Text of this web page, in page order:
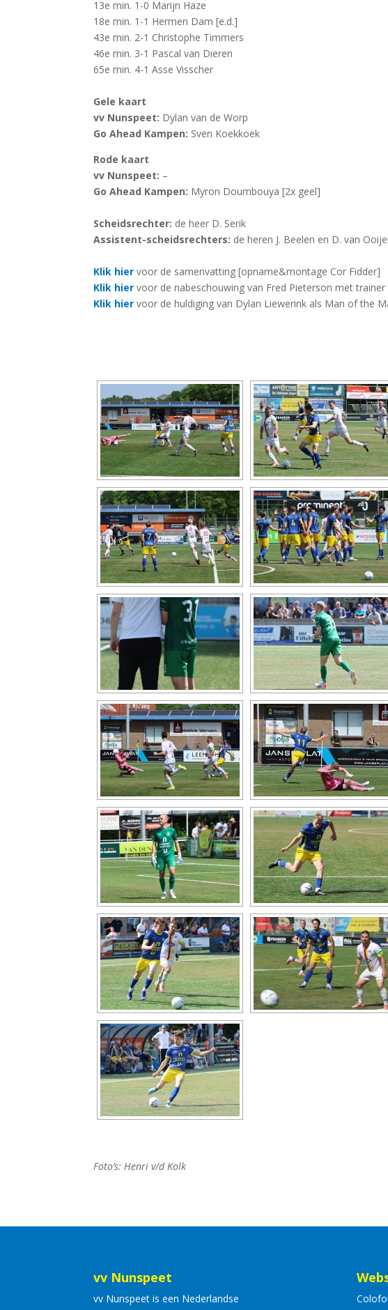
13e min. 1-0 Marijn Haze
18e min. 1-1 Hermen Dam [e.d.]
43e min. 2-1 Christophe Timmers
46e min. 3-1 Pascal van Dieren
65e min. 4-1 Asse Visscher
Gele kaart
vv Nunspeet: Dylan van de Worp
Go Ahead Kampen: Sven Koekkoek
Rode kaart
vv Nunspeet: –
Go Ahead Kampen: Myron Doumbouya [2x geel]
Scheidsrechter: de heer D. Serik
Assistent-scheidsrechters: de heren J. Beelen en D. van
Klik hier voor de samenvatting [opname&montage Cor Fidder]
Klik hier voor de nabeschouwing van Fred Pieterson met
Klik hier voor de huldiging van Dylan Liewerink als Man of the
Foto’s: Henri v/d Kolk
vv Nunspeet
vv Nunspeet is een Nederlandse